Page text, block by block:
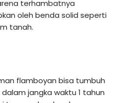
terhambatnya
oleh benda solid seperti
tanah.
flamboyan bisa tumbuh
jangka waktu 1 tahun